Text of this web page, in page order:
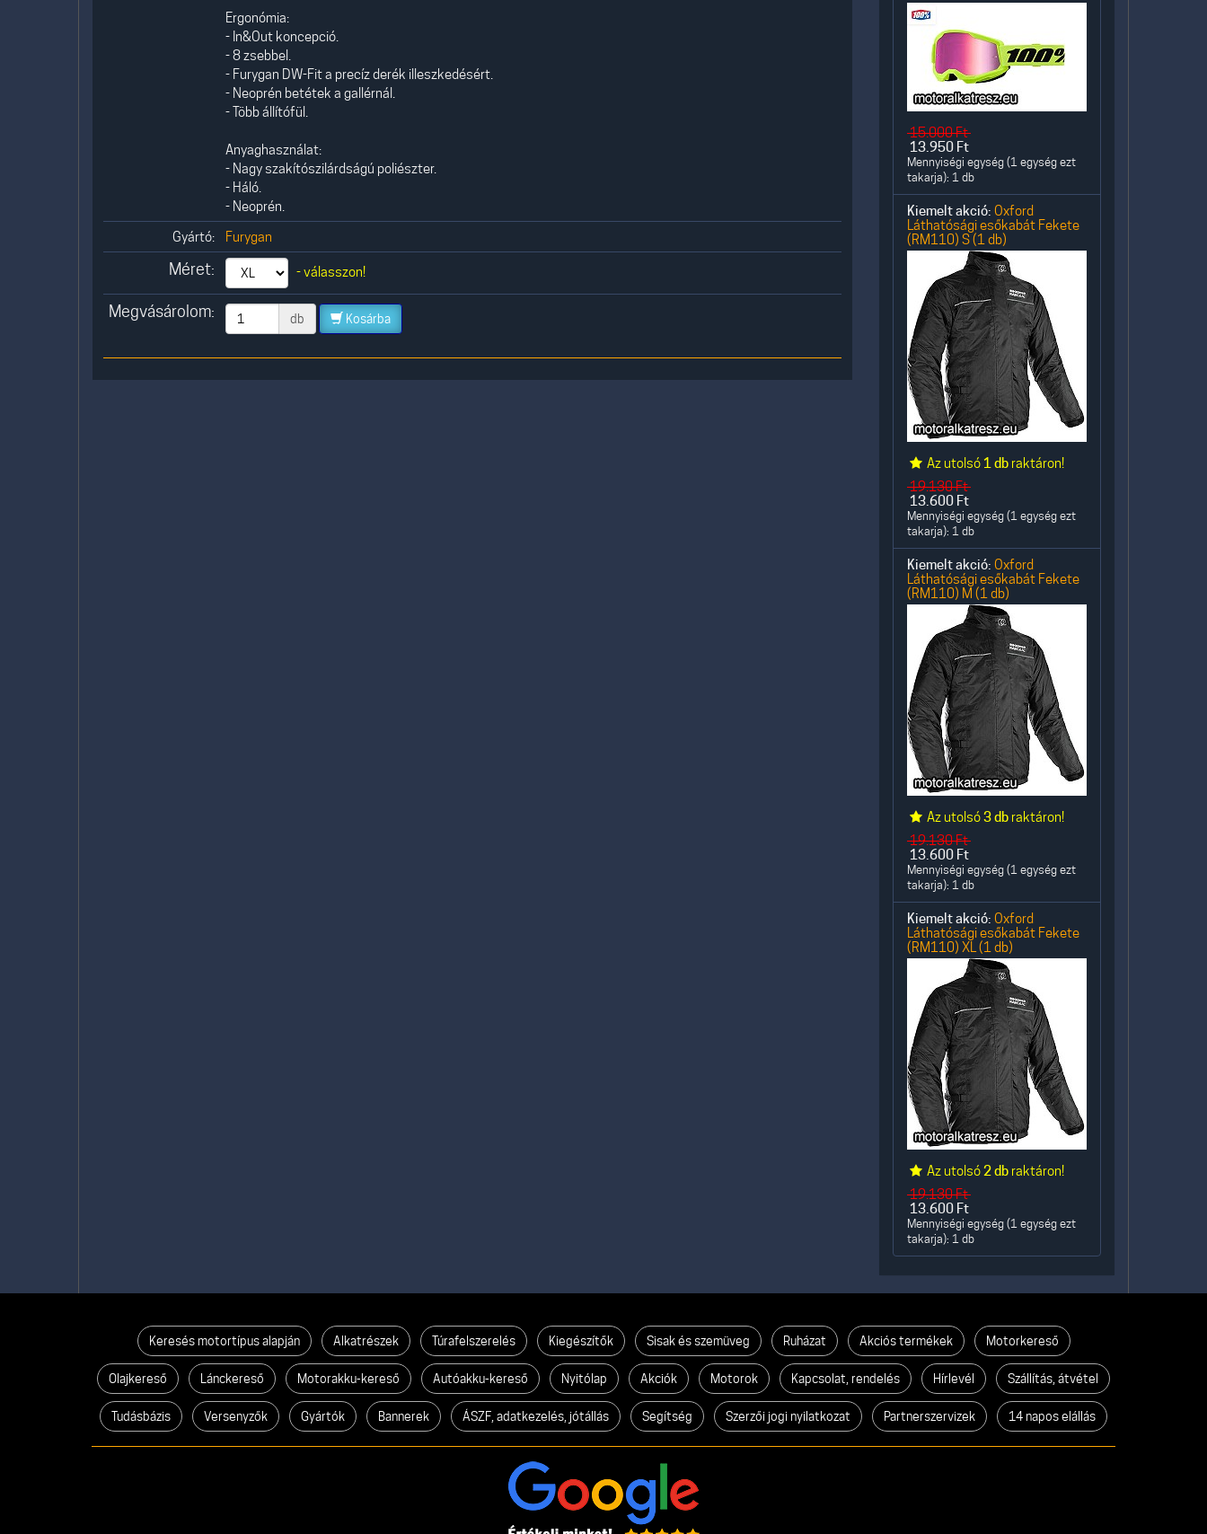
Ergonómia:
- In&Out koncepció.
- 8 zsebbel.
- Furygan DW-Fit a precíz derék illeszkedésért.
- Neoprén betétek a gallérnál.
- Több állítófül.
Anyaghasználat:
- Nagy szakítószilárdságú poliészter.
- Háló.
- Neoprén.
Gyártó:
Furygan
Méret: - válasszon!
Megvásárolom: db Kosárba
15.000Ft
13.950 Ft
Mennyiségi egység (1 egység ezt
takarja): 1 db
Kiemelt akció: Oxford
Láthatósági esőkabát Fekete
(RM110) S (1 db)
Az utolsó 1 db raktáron!
19.130Ft
13.600 Ft
Mennyiségi egység (1 egység ezt
takarja): 1 db
Kiemelt akció: Oxford
Láthatósági esőkabát Fekete
(RM110) M (1 db)
Az utolsó3 db raktáron!
19.130Ft
13.600 Ft
Mennyiségi egység (1 egység ezt
takarja): 1 db
Kiemelt akció: Oxford
Láthatósági esőkabát Fekete
(RM110) XL (1 db)
Az utolsó2 db raktáron!
19.130Ft
13.600 Ft
Mennyiségi egység (1 egység ezt
takarja): 1 db
Keresés motortípus alapján Alkatrészek Túrafelszerelés Kiegészítők Sisak és szemüveg Ruházat Akciós termékek Motorkereső
Olajkereső Lánckereső Motorakku-kereső Autóakku-kereső Nyitólap Akciók Motorok Kapcsolat, rendelés Hírlevél Szállítás, átvétel
Tudásbázis Versenyzők Gyártók Bannerek ÁSZF, adatkezelés, jótállás Segítség Szerzői jogi nyilatkozat Partnerszervizek 14 napos elállás